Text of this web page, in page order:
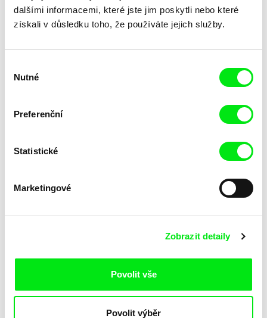
dalšími informacemi, které jste jim poskytli nebo které
získali v důsledku toho, že používáte jejich služby.
souhlasu
Nutné
Preferenční
Statistické
Marketingové
Zobrazit detaily
Povolit vše
Povolit výběr
Trejtnar
Jak to říct dětem